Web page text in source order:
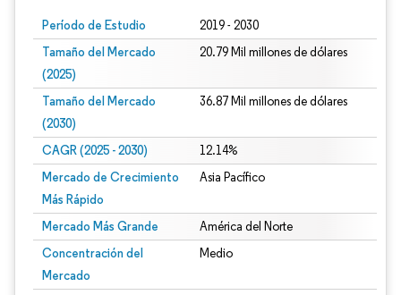
Período de Estudio 2019 - 2030
Tamaño del Mercado
(2025)
20.79 Mil millones de dólares
Tamaño del Mercado
(2030)
36.87 Mil millones de dólares
CAGR (2025 - 2030) 12.14%
Mercado de Crecimiento
Más Rápido
Asia Pacífico
Mercado Más Grande América del Norte
Concentración del
Mercado
Medio